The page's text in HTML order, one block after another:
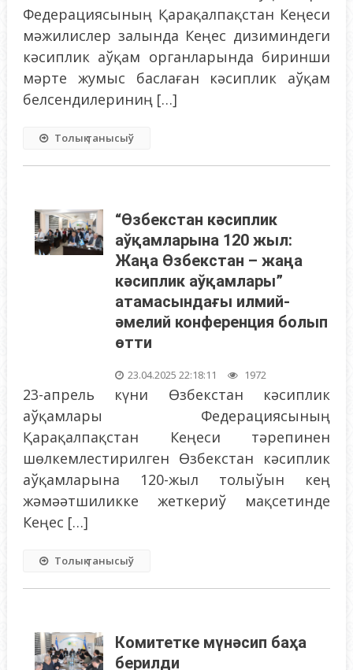
Федерациясының Қарақалпақстан Кеңеси
мәжилислер залында Кеңес дизиминдеги
кәсиплик аўқам органларында биринши
мәрте жумыс баслаған кәсиплик аўқам
белсендилериниң […]
Толық танысыў
“Өзбекстан кәсиплик
аўқамларына 120 жыл:
Жаңа Өзбекстан – жаңа
кәсиплик аўқамлары”
атамасындағы илмий-
әмелий конференция болып
өтти
23.04.2025 22:18:11 1972
23-апрель күни Өзбекстан кәсиплик
аўқамлары Федерациясының
Қарақалпақстан Кеңеси тәрепинен
шөлкемлестирилген Өзбекстан кәсиплик
аўқамларына 120-жыл толыўын кең
жәмәәтшиликке жеткериў мақсетинде
Кеңес […]
Толық танысыў
Комитетке мүнәсип баҳа
берилди